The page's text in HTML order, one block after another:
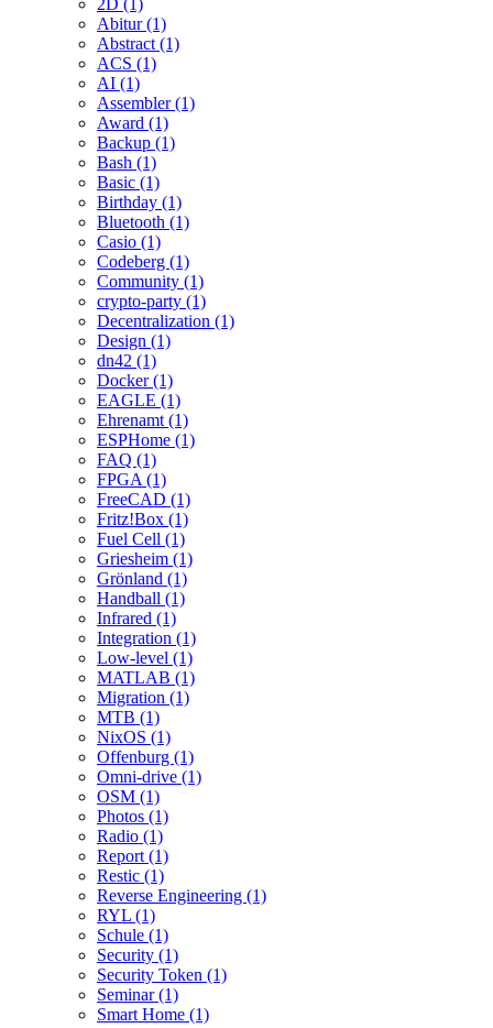
2D (1)
Abitur (1)
Abstract (1)
ACS (1)
AI (1)
Assembler (1)
Award (1)
Backup (1)
Bash (1)
Basic (1)
Birthday (1)
Bluetooth (1)
Casio (1)
Codeberg (1)
Community (1)
crypto-party (1)
Decentralization (1)
Design (1)
dn42 (1)
Docker (1)
EAGLE (1)
Ehrenamt (1)
ESPHome (1)
FAQ (1)
FPGA (1)
FreeCAD (1)
Fritz!Box (1)
Fuel Cell (1)
Griesheim (1)
Grönland (1)
Handball (1)
Infrared (1)
Integration (1)
Low-level (1)
MATLAB (1)
Migration (1)
MTB (1)
NixOS (1)
Offenburg (1)
Omni-drive (1)
OSM (1)
Photos (1)
Radio (1)
Report (1)
Restic (1)
Reverse Engineering (1)
RYL (1)
Schule (1)
Security (1)
Security Token (1)
Seminar (1)
Smart Home (1)